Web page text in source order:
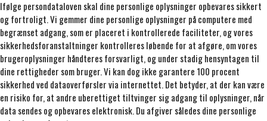
Ifølge persondataloven skal dine personlige oplysninger opbevares sikkert
og fortroligt. Vi gemmer dine personlige oplysninger på computere med
begrænset adgang, som er placeret i kontrollerede faciliteter, og vores
sikkerhedsforanstaltninger kontrolleres løbende for at afgøre, om vores
brugeroplysninger håndteres forsvarligt, og under stadig hensyntagen til
dine rettigheder som bruger. Vi kan dog ikke garantere 100 procent
sikkerhed ved dataoverførsler via internettet. Det betyder, at der kan være
en risiko for, at andre uberettiget tiltvinger sig adgang til oplysninger, når
data sendes og opbevares elektronisk. Du afgiver således dine personlige